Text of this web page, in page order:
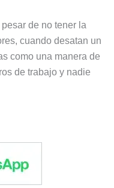
de no tener la
cuando desatan un
como una manera de
de trabajo y nadie